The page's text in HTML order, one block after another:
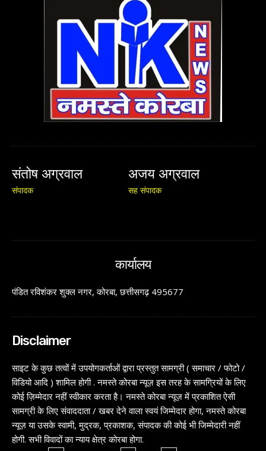
संतोष अग्रवाल
संपादक
अजय अग्रवाल
सह संपादक
कार्यालय
पंडित रविशंकर शुक्ल नगर, कोरबा, छत्तीसगढ़ 495677
Disclaimer
साइट के कुछ तत्वों में उपयोगकर्ताओं द्वारा प्रस्तुत सामग्री ( समाचार / फोटो /
विडियो आदि ) शामिल होगी . नमस्ते कोरबा न्यूज़ इस तरह के सामग्रियों के लिए
कोई ज़िम्मेदार नहीं स्वीकार करता है। नमस्ते कोरबा न्यूज़ में प्रकाशित ऐसी
सामग्री के लिए संवाददाता / खबर देने वाला स्वयं जिम्मेदार होगा, नमस्ते कोरबा
न्यूज़ या उसके स्वामी, मुद्रक, प्रकाशक, संपादक की कोई भी जिम्मेदारी नहीं
होगी. सभी विवादों का न्याय क्षेत्र कोरबा होगा.